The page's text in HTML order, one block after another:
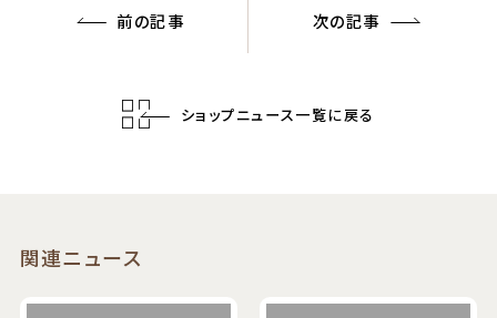
前の記事
ショップニュース一覧に戻る
次の記事
関連ニュース